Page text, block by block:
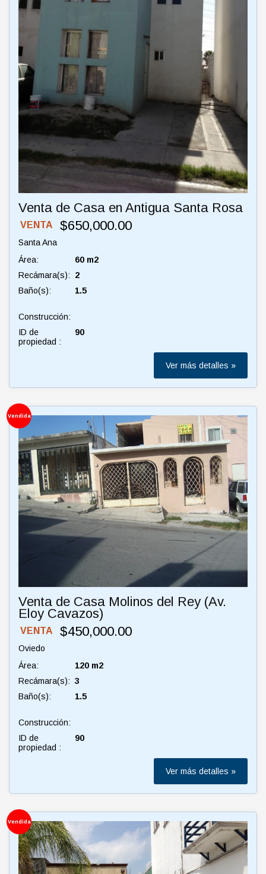
Venta de Casa en Antigua Santa Rosa
VENTA $650,000.00
Santa Ana
Área:
60 m2
Recámara(s):
2
Baño(s):
1.5
Construcción:
ID de
propiedad :
90
Ver más detalles »
Vendida
Venta de Casa Molinos del Rey (Av.
Eloy Cavazos)
VENTA $450,000.00
Oviedo
Área:
120 m2
Recámara(s): 3
Baño(s):
1.5
Construcción:
ID de
propiedad :
90
Ver más detalles »
Vendida